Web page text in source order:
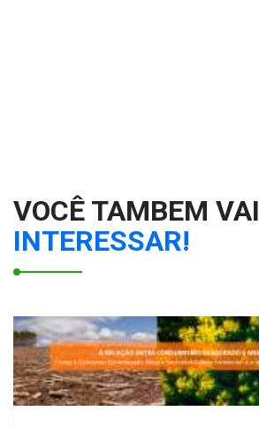
VOCÊ TAMBEM VAI
INTERESSAR!